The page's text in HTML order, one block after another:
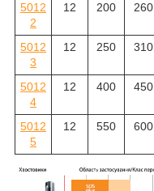
5012
2
12 200 260
5012
3
12 250 310
5012
4
12 400 450
5012
5
12 550 600